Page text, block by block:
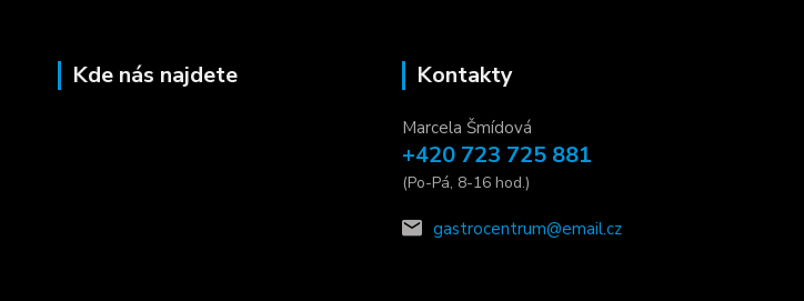
Kde nás najdete Kontakty
Marcela Šmídová
+420 723 725 881
(Po-Pá, 8-16 hod.)
gastrocentrum@email.cz